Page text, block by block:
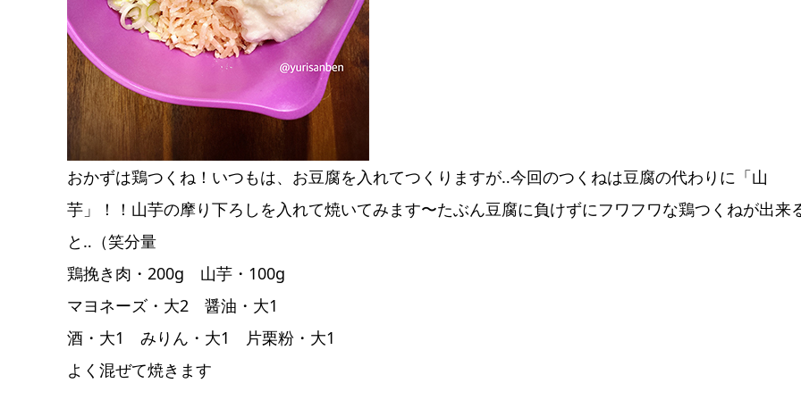
おかずは鶏つくね！いつもは、お豆腐を入れてつくりますが‥今回のつくねは豆腐の代わりに「山
芋」！！山芋の摩り下ろしを入れて焼いてみます〜たぶん豆腐に負けずにフワフワな鶏つくねが出来
と‥（笑分量
鶏挽き肉・200g 山芋・100g
マヨネーズ・大2 醤油・大1
酒・大1 みりん・大1 片栗粉・大1
よく混ぜて焼きます